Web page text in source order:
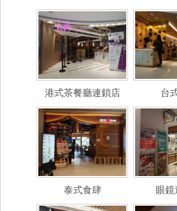
港式茶餐廳連鎖店 台
泰式食肆 眼